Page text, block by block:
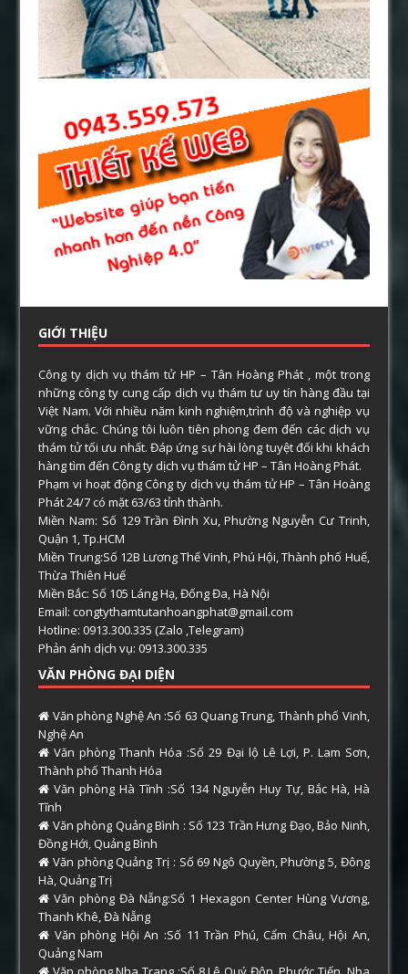
GIỚI THIỆU
Công ty dịch vụ thám tử HP – Tân Hoàng Phát , một trong
những công ty cung cấp dịch vụ thám tư uy tín hàng đầu tại
Việt Nam. Với nhiều năm kinh nghiệm,trình độ và nghiệp vụ
vững chắc. Chúng tôi luôn tiên phong đem đến các dịch vụ
thám tử tối ưu nhất. Đáp ứng sự hài lòng tuyệt đối khi khách
hàng tìm đến Công ty dịch vụ thám tử HP – Tân Hoàng Phát.
Phạm vi hoạt động Công ty dịch vụ thám tử HP – Tân Hoàng
Phát 24/7 có mặt 63/63 tỉnh thành.
Miền Nam: Số 129 Trần Đình Xu, Phường Nguyễn Cư Trinh,
Quận 1, Tp.HCM
Miền Trung:Số 12B Lương Thế Vinh, Phú Hội, Thành phố Huế,
Thừa Thiên Huế
Miền Bắc: Số 105 Láng Hạ, Đống Đa, Hà Nội
Email: congtythamtutanhoangphat@gmail.com
Hotline: 0913.300.335 (Zalo ,Telegram)
Phản ánh dịch vụ: 0913.300.335
VĂN PHÒNG ĐẠI DIỆN
Văn phòng Nghệ An :Số 63 Quang Trung, Thành phố Vinh,
Nghệ An
Văn phòng Thanh Hóa :Số 29 Đại lộ Lê Lợi, P. Lam Sơn,
Thành phố Thanh Hóa
Văn phòng Hà Tĩnh :Số 134 Nguyễn Huy Tự, Bắc Hà, Hà
Tĩnh
Văn phòng Quảng Bình : Số 123 Trần Hưng Đạo, Bảo Ninh,
Đồng Hới, Quảng Bình
Văn phòng Quảng Trị : Số 69 Ngô Quyền, Phường 5, Đông
Hà, Quảng Trị
Văn phòng Đà Nẵng:Số 1 Hexagon Center Hùng Vương,
Thanh Khê, Đà Nẵng
Văn phòng Hội An :Số 11 Trần Phú, Cẩm Châu, Hội An,
Quảng Nam